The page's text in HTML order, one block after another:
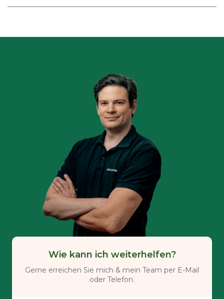
Wie kann ich weiterhelfen?
Gerne erreichen Sie mich & mein Team per E-Mail
oder Telefon.